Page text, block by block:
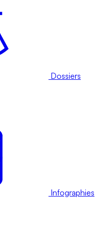
Dossiers
Infographies